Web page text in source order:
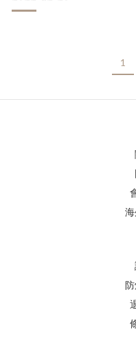
在各位爸比、媽咪的熱烈
104份公益聖誕禮物，
家】，將大家的愛心傳遞
1